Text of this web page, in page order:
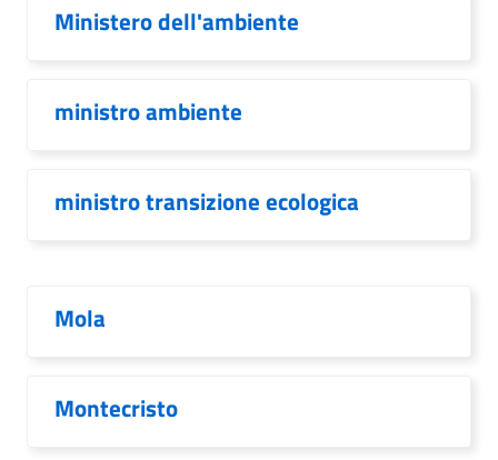
Ministero dell'ambiente
ministro ambiente
ministro transizione ecologica
Mola
Montecristo